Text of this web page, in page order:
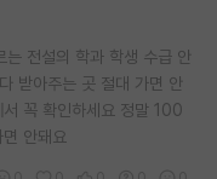
전설의 학과 학생 수급 안
받아주는 곳 절대 가면 안
서 꼭 확인하세요 정말 100
안돼요